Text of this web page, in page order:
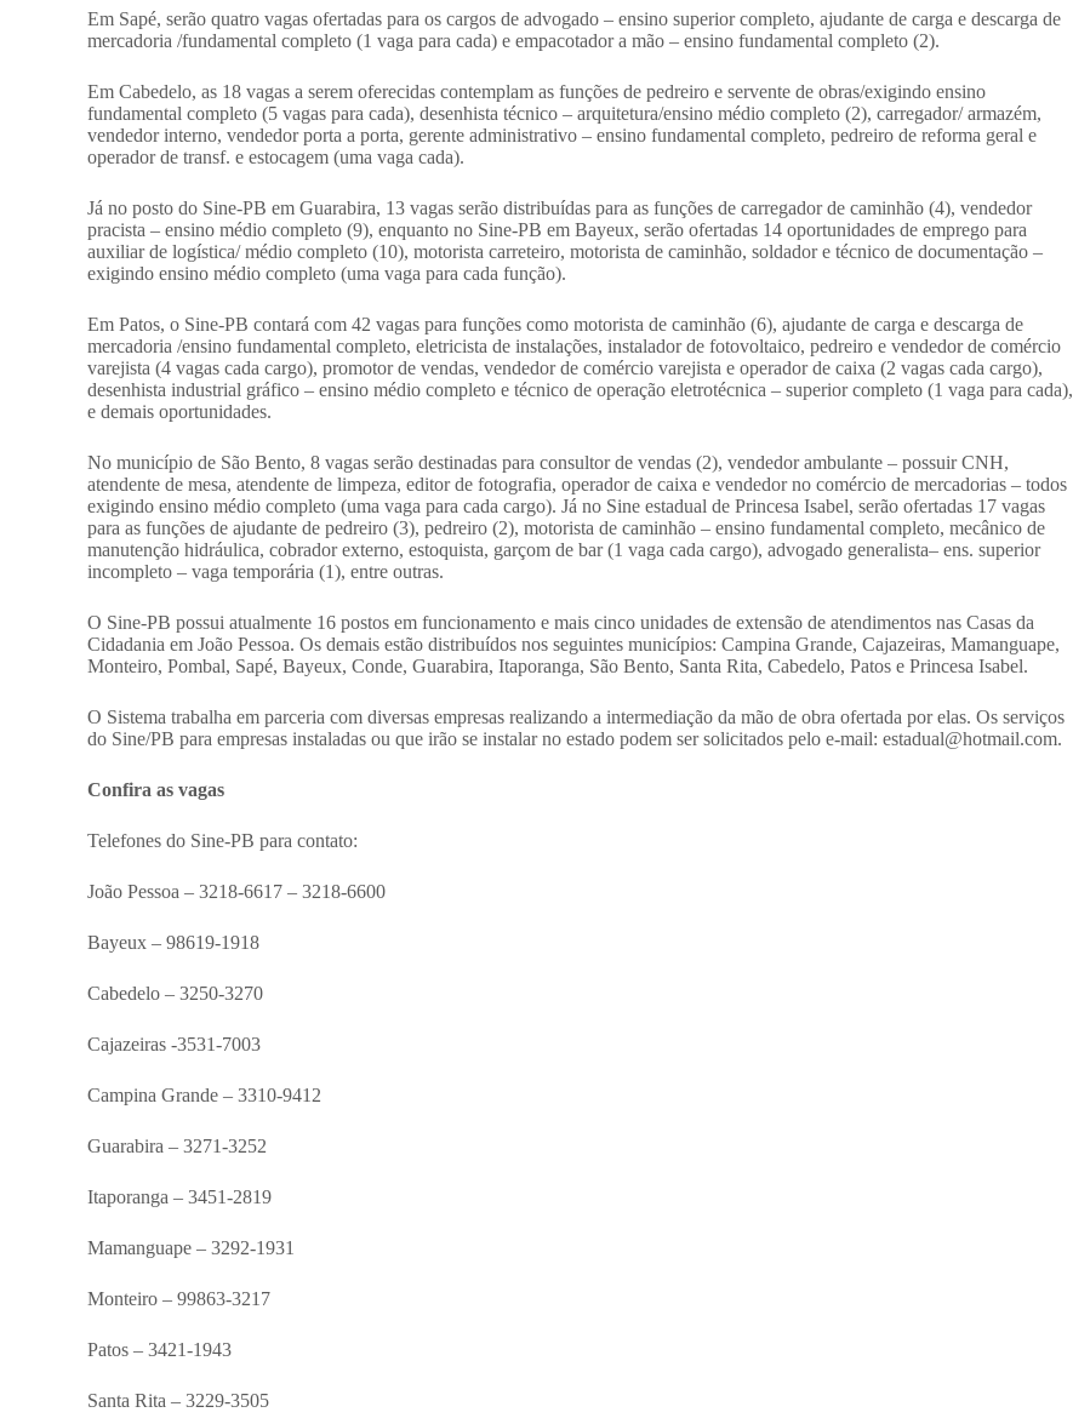
Em Sapé, serão quatro vagas ofertadas para os cargos de advogado – ensino superior completo, ajudante de carga e descarga de
mercadoria /fundamental completo (1 vaga para cada) e empacotador a mão – ensino fundamental completo (2).
Em Cabedelo, as 18 vagas a serem oferecidas contemplam as funções de pedreiro e servente de obras/exigindo ensino
fundamental completo (5 vagas para cada), desenhista técnico – arquitetura/ensino médio completo (2), carregador/ armazém,
vendedor interno, vendedor porta a porta, gerente administrativo – ensino fundamental completo, pedreiro de reforma geral e
operador de transf. e estocagem (uma vaga cada).
Já no posto do Sine-PB em Guarabira, 13 vagas serão distribuídas para as funções de carregador de caminhão (4), vendedor
pracista – ensino médio completo (9), enquanto no Sine-PB em Bayeux, serão ofertadas 14 oportunidades de emprego para
auxiliar de logística/ médio completo (10), motorista carreteiro, motorista de caminhão, soldador e técnico de documentação –
exigindo ensino médio completo (uma vaga para cada função).
Em Patos, o Sine-PB contará com 42 vagas para funções como motorista de caminhão (6), ajudante de carga e descarga de
mercadoria /ensino fundamental completo, eletricista de instalações, instalador de fotovoltaico, pedreiro e vendedor de comércio
varejista (4 vagas cada cargo), promotor de vendas, vendedor de comércio varejista e operador de caixa (2 vagas cada cargo),
desenhista industrial gráfico – ensino médio completo e técnico de operação eletrotécnica – superior completo (1 vaga para cada),
e demais oportunidades.
No município de São Bento, 8 vagas serão destinadas para consultor de vendas (2), vendedor ambulante – possuir CNH,
atendente de mesa, atendente de limpeza, editor de fotografia, operador de caixa e vendedor no comércio de mercadorias – todos
exigindo ensino médio completo (uma vaga para cada cargo). Já no Sine estadual de Princesa Isabel, serão ofertadas 17 vagas
para as funções de ajudante de pedreiro (3), pedreiro (2), motorista de caminhão – ensino fundamental completo, mecânico de
manutenção hidráulica, cobrador externo, estoquista, garçom de bar (1 vaga cada cargo), advogado generalista– ens. superior
incompleto – vaga temporária (1), entre outras.
O Sine-PB possui atualmente 16 postos em funcionamento e mais cinco unidades de extensão de atendimentos nas Casas da
Cidadania em João Pessoa. Os demais estão distribuídos nos seguintes municípios: Campina Grande, Cajazeiras, Mamanguape,
Monteiro, Pombal, Sapé, Bayeux, Conde, Guarabira, Itaporanga, São Bento, Santa Rita, Cabedelo, Patos e Princesa Isabel.
O Sistema trabalha em parceria com diversas empresas realizando a intermediação da mão de obra ofertada por elas. Os serviços
do Sine/PB para empresas instaladas ou que irão se instalar no estado podem ser solicitados pelo e-mail: estadual@hotmail.com.
Confira as vagas
Telefones do Sine-PB para contato:
João Pessoa – 3218-6617 – 3218-6600
Bayeux – 98619-1918
Cabedelo – 3250-3270
Cajazeiras -3531-7003
Campina Grande – 3310-9412
Guarabira – 3271-3252
Itaporanga – 3451-2819
Mamanguape – 3292-1931
Monteiro – 99863-3217
Patos – 3421-1943
Santa Rita – 3229-3505